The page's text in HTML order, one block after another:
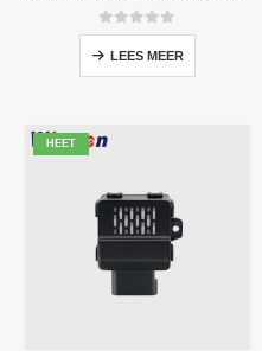
0Van de 5
LEES MEER
HEET